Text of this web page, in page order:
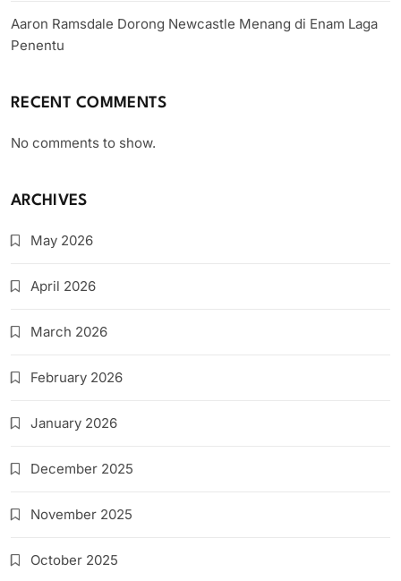
Aaron Ramsdale Dorong Newcastle Menang di Enam Laga
Penentu
RECENT COMMENTS
No comments to show.
ARCHIVES
May 2026
April 2026
March 2026
February 2026
January 2026
December 2025
November 2025
October 2025